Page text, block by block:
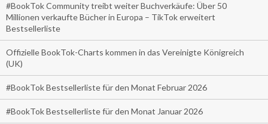
#BookTok Community treibt weiter Buchverkäufe: Über 50
Millionen verkaufte Bücher in Europa – TikTok erweitert
Bestsellerliste
Offizielle BookTok-Charts kommen in das Vereinigte Königreich
(UK)
#BookTok Bestsellerliste für den Monat Februar 2026
#BookTok Bestsellerliste für den Monat Januar 2026